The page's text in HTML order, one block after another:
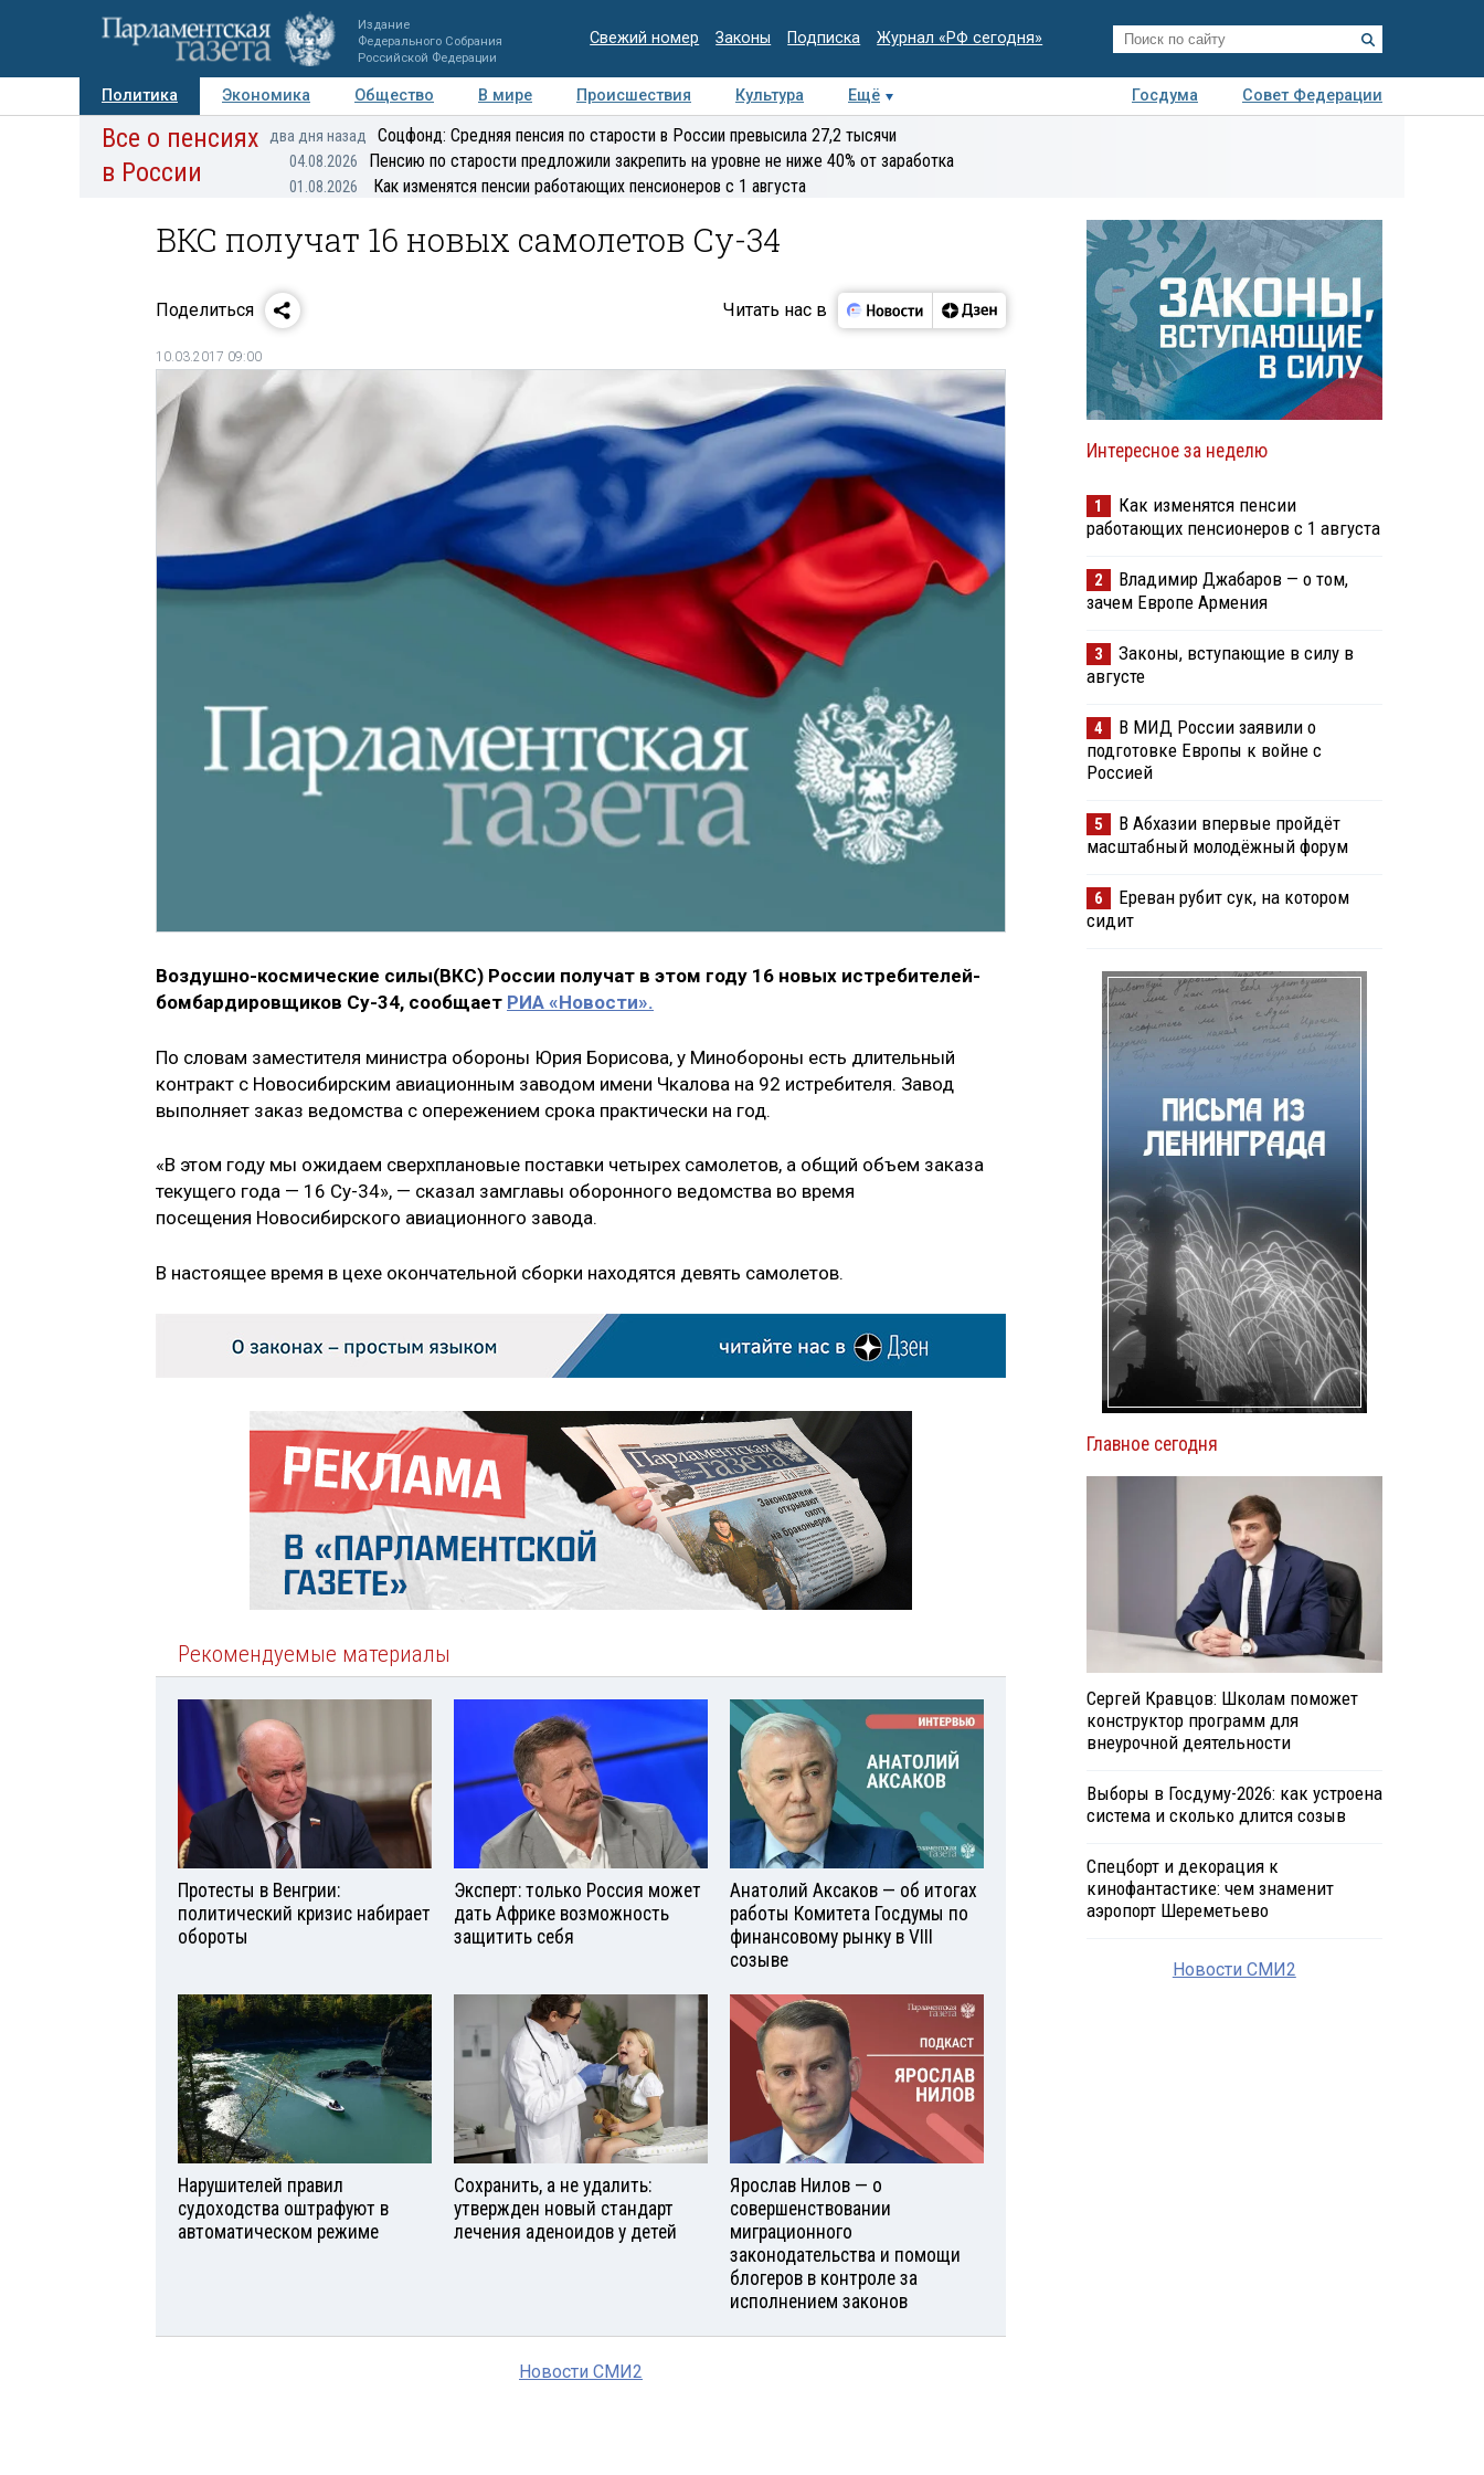
Издание
Федерального Собрания
Российской Федерации
Свежий номер Законы Подписка Журнал «РФ сегодня»
Политика Экономика Общество В мире Происшествия Культура Ещё Госдума
Совет Федерации
Авторы Персоны Мнения Регионы Медиацентр Интервью Колумнисты
Все о пенсиях
в России
два дня назад Соцфонд: Средняя пенсия по старости в России превысила 27,2 тысячи
04.08.2026 Пенсию по старости предложили закрепить на уровне не ниже 40% от заработка
01.08.2026 Как изменятся пенсии работающих пенсионеров с 1 августа
ВКС получат 16 новых самолетов Су-34
Поделиться Читать нас в
10.03.2017 09:00
Воздушно-космические силы(ВКС) России получат в этом году 16 новых истребителей-
бомбардировщиков Су-34, сообщает РИА «Новости».
По словам заместителя министра обороны Юрия Борисова, у Минобороны есть длительный
контракт с Новосибирским авиационным заводом имени Чкалова на 92 истребителя. Завод
выполняет заказ ведомства с опережением срока практически на год.
«В этом году мы ожидаем сверхплановые поставки четырех самолетов, а общий объем заказа
текущего года — 16 Су-34», — сказал замглавы оборонного ведомства во время
посещения Новосибирского авиационного завода.
В настоящее время в цехе окончательной сборки находятся девять самолетов.
Рекомендуемые материалы
Протесты в Венгрии:
политический кризис набирает
обороты
Эксперт: только Россия может
дать Африке возможность
защитить себя
Анатолий Аксаков — об итогах
работы Комитета Госдумы по
финансовому рынку в VIII
созыве
Нарушителей правил
судоходства оштрафуют в
автоматическом режиме
Сохранить, а не удалить:
утвержден новый стандарт
лечения аденоидов у детей
Ярослав Нилов — о
совершенствовании
миграционного
законодательства и помощи
блогеров в контроле за
исполнением законов
Новости СМИ2
Интересное за неделю
1
Как изменятся пенсии
работающих пенсионеров с 1 августа
2
Владимир Джабаров — о том,
зачем Европе Армения
3
Законы, вступающие в силу в
августе
4
В МИД России заявили о
подготовке Европы к войне с
Россией
5
В Абхазии впервые пройдёт
масштабный молодёжный форум
6
Ереван рубит сук, на котором
сидит
Главное сегодня
Сергей Кравцов: Школам поможет
конструктор программ для
внеурочной деятельности
Выборы в Госдуму-2026: как устроена
система и сколько длится созыв
Спецборт и декорация к
кинофантастике: чем знаменит
аэропорт Шереметьево
Новости СМИ2